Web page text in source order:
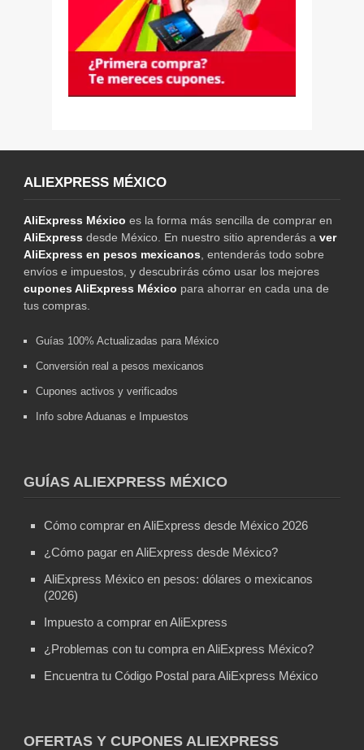
ALIEXPRESS MÉXICO
AliExpress México es la forma más sencilla de comprar en
AliExpress desde México. En nuestro sitio aprenderás a ver
AliExpress en pesos mexicanos , entenderás todo sobre
envíos e impuestos, y descubrirás cómo usar los mejores
cupones AliExpress México para ahorrar en cada una de
tus compras.
Guías 100% Actualizadas para México
Conversión real a pesos mexicanos
Cupones activos y verificados
Info sobre Aduanas e Impuestos
GUÍAS ALIEXPRESS MÉXICO
Cómo comprar en AliExpress desde México 2026
¿Cómo pagar en AliExpress desde México?
AliExpress México en pesos: dólares o mexicanos
(2026)
Impuesto a comprar en AliExpress
¿Problemas con tu compra en AliExpress México?
Encuentra tu Código Postal para AliExpress México
OFERTAS Y CUPONES ALIEXPRESS